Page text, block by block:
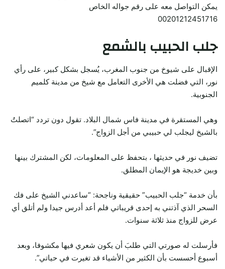
يمكن التواصل معه على رقم جواله الخاص
00201212451716
جلب الحبيب بالشمع
الإقبال على شيوخ من جنوب المغرب، يُسجل بشكل كبير، على رأي
نور، التي فضلت هي الأخرى التعامل مع شيخ من مدينة كلميم
الجنوبية.
وهي المستقرة في مدينة فاس شمال البلاد. تقول دون تردد “اتصلتُ
بالشيخ ليجلب لي حبيبي من أجل الزواج”.
تضيف نور في حديثها ، بتحفظ على المعلومات، لكن المشترك بينها
وبين خديجة هو الإيمان المطلق.
بأن خدمة “جلب الحبيب” حقيقية وناجحة: “ساعدني الشيخ على فك
السحر الذي آذتني به إحدى قريباتي فلم أعد أدرس جيدا ولم أتلق أي
عرض للزواج منذ ثلاثة سنوات.
فأرسلت له صورتي التي طلبَ أن يكون شعري فيها مكشوفا، وبعد
أسبوع أحسست بأن الكثير من الأشياء قد تغيرت في حياتي”.